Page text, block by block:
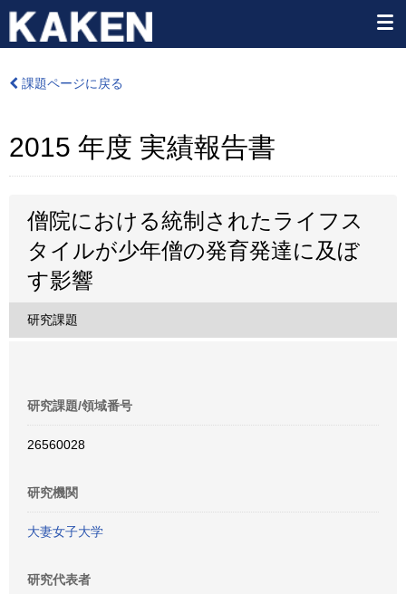
課題ページに戻る
2015 年度 実績報告書
僧院における統制されたライフス
タイルが少年僧の発育発達に及ぼ
す影響
研究課題
研究課題/領域番号
26560028
研究機関
大妻女子大学
研究代表者